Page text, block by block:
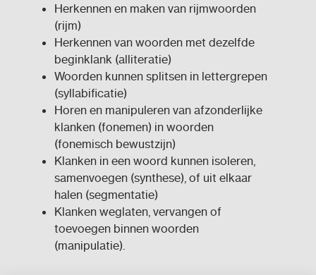
Herkennen en maken van rijmwoorden
(rijm)
Herkennen van woorden met dezelfde
beginklank (alliteratie)
Woorden kunnen splitsen in lettergrepen
(syllabificatie)
Horen en manipuleren van afzonderlijke
klanken (fonemen) in woorden
(fonemisch bewustzijn)
Klanken in een woord kunnen isoleren,
samenvoegen (synthese), of uit elkaar
halen (segmentatie)
Klanken weglaten, vervangen of
toevoegen binnen woorden
(manipulatie).